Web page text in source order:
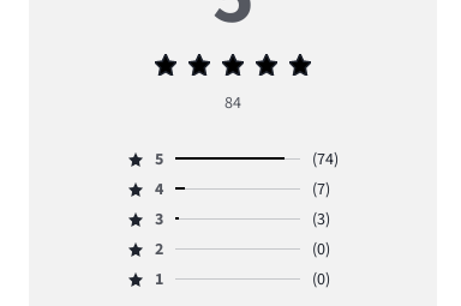
Średnia
5
84
Ocena
5,
ilość
głosów
5
(74)
Ocena
4,
ilość
głosów
4
(7)
Ocena
3,
ilość
3
(3)
Ocena
2,
2
(0)
Ocena
1 (0)